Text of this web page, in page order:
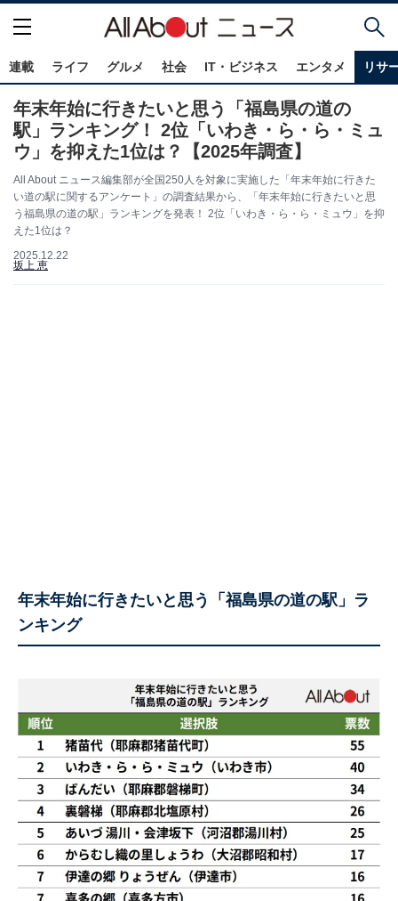
連載 ライフ グルメ 社会 IT・ビジネス エンタメ リサ
年末年始に行きたいと思う「福島県の道の
駅」ランキング！ 2位「いわき・ら・ら・ミュ
ウ」を抑えた1位は？【2025年調査】
All About ニュース編集部が全国250人を対象に実施した「年末年始に行きた
い道の駅に関するアンケート」の調査結果から、「年末年始に行きたいと思
う福島県の道の駅」ランキングを発表！ 2位「いわき・ら・ら・ミュウ」を抑
えた1位は？
2025.12.22
坂上 恵
年末年始に行きたいと思う「福島県の道の駅」ラ
ンキング